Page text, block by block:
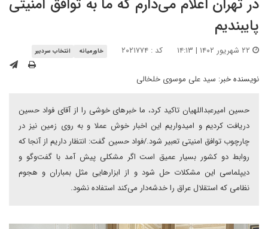
در تهران اعلام می‌دارم که ما به توافق امنیتی
پایبندیم
کد : ۲۰۲۱۷۷۴ خاورمیانه انتخاب سردبیر
نویسنده خبر: سید علی موسوی خلخالی
حسین امیرعبداللهیان تاکید کرد، ما خبرهای خوشی را از آقای فواد حسین
دریافت کردیم و امیدواریم این اخبار خوش عملا و به روی زمین نیز در
چارچوب توافق امنیتی تعبیر شود./فواد حسین گفت: انتظار داریم از آنجا که
روابط دو کشور بسیار عمیق است اگر مشکلی پیش آمد با گفت‌وگو و
دیپلماسی این مشکلات حل شود و از ابزارهایی مثل بمباران و هجوم
نظامی که استقلال عراق را خدشه‌دار می‌کند استفاده نشود.